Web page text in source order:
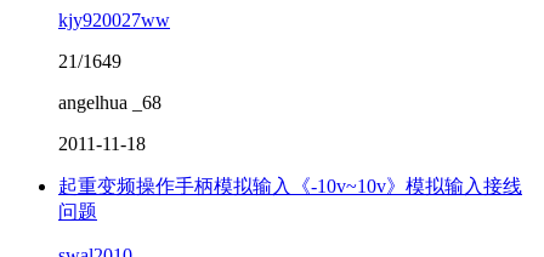
kjy920027ww
21/1649
angelhua _68
2011-11-18
起重变频操作手柄模拟输入《-10v~10v》模拟输入接线
问题